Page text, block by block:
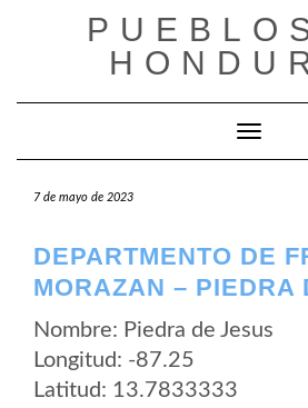
Cambiar
7 de mayo de 2023
DEPARTMENTO DE
MORAZAN – PIEDRA
Nombre: Piedra de Jesus
Longitud: -87.25
Latitud: 13.7833333